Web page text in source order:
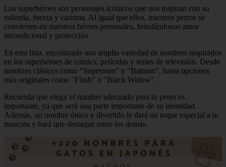
Los superhéroes son personajes icónicos que nos inspiran con su
valentía, fuerza y carisma. Al igual que ellos, nuestros perros se
convierten en nuestros héroes personales, brindándonos amor
incondicional y protección.
En esta lista, encontrarás una amplia variedad de nombres inspirados
en los superhéroes de cómics, películas y series de televisión. Desde
nombres clásicos como "Superman" y "Batman", hasta opciones
más originales como "Flash" o "Black Widow".
Recuerda que elegir el nombre adecuado para tu perro es
importante, ya que será una parte importante de su identidad.
Además, un nombre único y divertido le dará un toque especial a tu
mascota y hará que destaque entre los demás.